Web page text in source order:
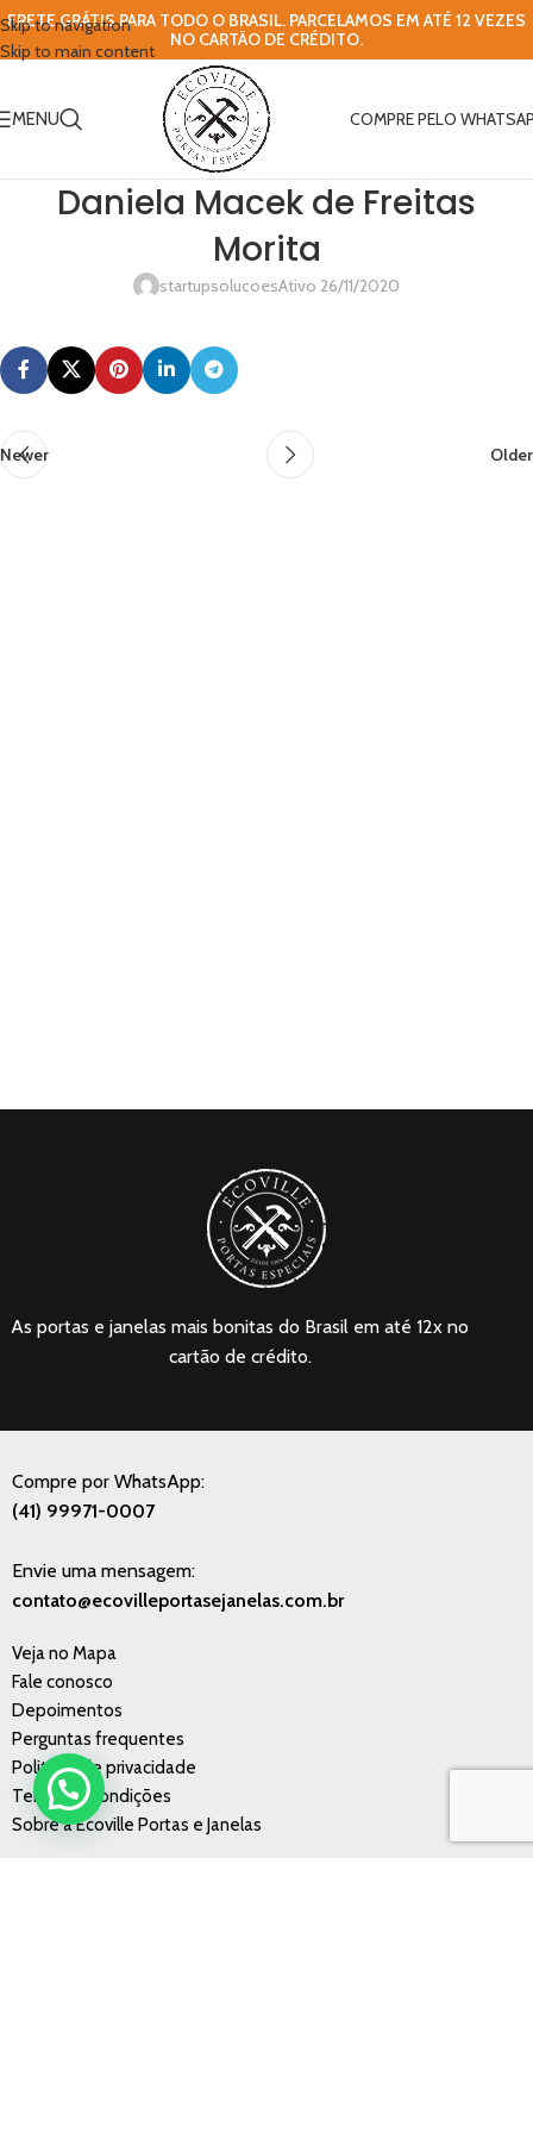
Skip to navigation
Skip to main content
FRETE GRÁTIS PARA TODO O BRASIL. PARCELAMOS EM ATÉ 12 VEZES
NO CARTÃO DE CRÉDITO.
MENU COMPRE PELO
Daniela Macek de Freitas
Morita
startupsolucoesAtivo 26/11/2020
Newer Older
As portas e janelas mais bonitas do Brasil em até 12x no
cartão de crédito.
Compre por WhatsApp:
(41) 99971-0007
Envie uma mensagem:
contato@ecovilleportasejanelas.com.br
Veja no Mapa
Fale conosco
Depoimentos
Perguntas frequentes
Politícas de privacidade
Termos e condições
Sobre a Ecoville Portas e Janelas